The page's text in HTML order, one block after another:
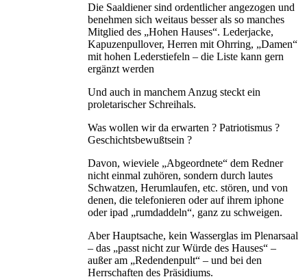
Die Saaldiener sind ordentlicher angezogen und
benehmen sich weitaus besser als so manches
Mitglied des „Hohen Hauses“. Lederjacke,
Kapuzenpullover, Herren mit Ohrring, „Damen“
mit hohen Lederstiefeln – die Liste kann gern
ergänzt werden
Und auch in manchem Anzug steckt ein
proletarischer Schreihals.
Was wollen wir da erwarten ? Patriotismus ?
Geschichtsbewußtsein ?
Davon, wieviele „Abgeordnete“ dem Redner
nicht einmal zuhören, sondern durch lautes
Schwatzen, Herumlaufen, etc. stören, und von
denen, die telefonieren oder auf ihrem iphone
oder ipad „rumdaddeln“, ganz zu schweigen.
Aber Hauptsache, kein Wasserglas im Plenarsaal
– das „passt nicht zur Würde des Hauses“ –
außer am „Redendenpult“ – und bei den
Herrschaften des Präsidiums.